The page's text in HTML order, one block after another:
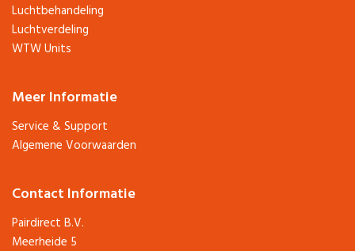
Luchtbehandeling
Luchtverdeling
WTW Units
Meer Informatie
Service & Support
Algemene Voorwaarden
Contact Informatie
Pairdirect B.V.
Meerheide 5